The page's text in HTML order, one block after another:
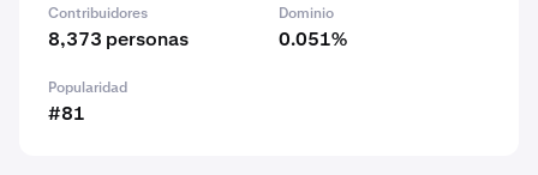
Contribuidores
8,373 personas
Dominio
0.051%
Popularidad
#81